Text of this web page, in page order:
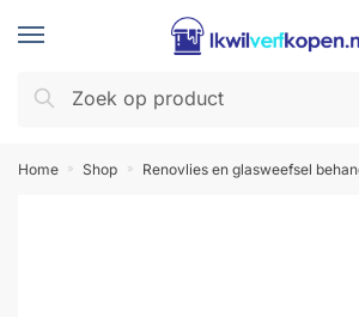
Zoeken
naar:
Zoeken
Home » Shop » Renovlies en glasweefsel